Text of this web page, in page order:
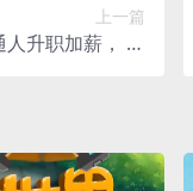
上一篇
升职加薪， 获